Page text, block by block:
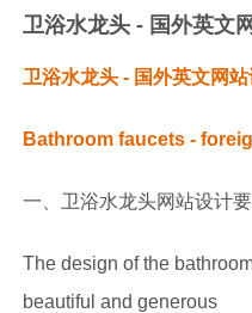
卫浴水龙头 - 国外英文
卫浴水龙头 - 国外英文网
Bathroom faucets -
一、 卫浴水龙头网站设计
The design of the
beautiful and generous